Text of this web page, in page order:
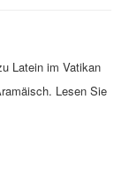
Latein im Vatikan
Lesen Sie